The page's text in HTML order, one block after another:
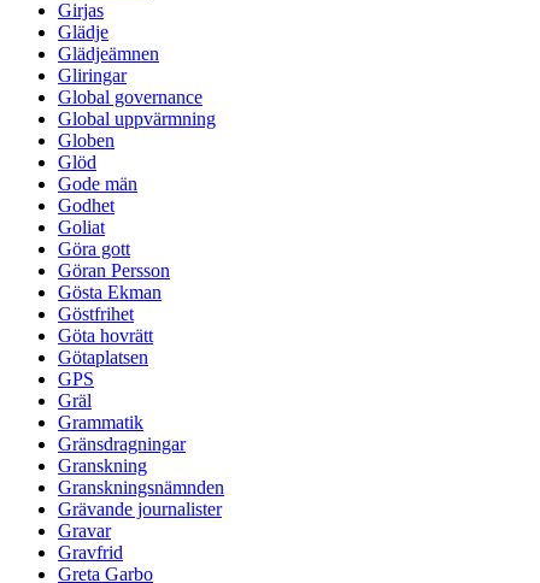
Girjas
Glädje
Glädjeämnen
Gliringar
Global governance
Global uppvärmning
Globen
Glöd
Gode män
Godhet
Goliat
Göra gott
Göran Persson
Gösta Ekman
Göstfrihet
Göta hovrätt
Götaplatsen
GPS
Gräl
Grammatik
Gränsdragningar
Granskning
Granskningsnämnden
Grävande journalister
Gravar
Gravfrid
Greta Garbo